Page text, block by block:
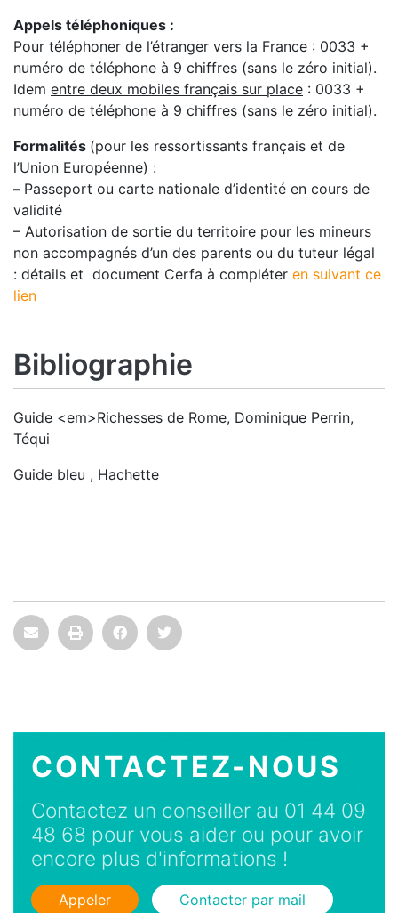
Appels téléphoniques :
Pour téléphoner de l’étranger vers la France : 0033 +
numéro de téléphone à 9 chiffres (sans le zéro initial).
Idem entre deux mobiles français sur place : 0033 +
numéro de téléphone à 9 chiffres (sans le zéro initial).
Formalités (pour les ressortissants français et de
l’Union Européenne) :
– Passeport ou carte nationale d’identité en cours de
validité
– Autorisation de sortie du territoire pour les mineurs
non accompagnés d’un des parents ou du tuteur légal
: détails et document Cerfa à compléter en suivant ce
lien
Bibliographie
Guide <em>Richesses de Rome, Dominique Perrin,
Téqui
Guide bleu , Hachette
CONTACTEZ-NOUS
Contactez un conseiller au 01 44 09
48 68 pour vous aider ou pour avoir
encore plus d'informations !
Appeler Contacter par mail